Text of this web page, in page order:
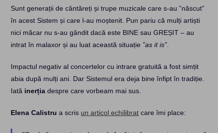
Sunt generații de cântăreți și trupe muzicale care s-au ”născut”
în acest Sistem și care l-au moștenit. Pun pariu că mulți artiști
nici măcar nu s-au gândit dacă este BINE sau GREȘIT – au
intrat în malaxor și au luat această situație ”as it is”
Impactul negativ al concertelor cu intrare gratuită a fost simțit
abia după mulți ani. Dar Sistemul era deja bine înfipt în tradiție.
Iată inerția despre care vorbeam mai sus.
Elena Calistru a scris un articol echilibrat care îmi place: